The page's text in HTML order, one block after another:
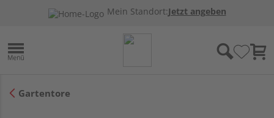
Mein Standort:Jetzt angeben
Gartentore